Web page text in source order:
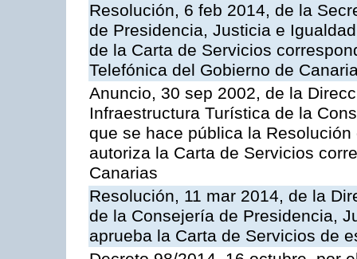
Resolución, 6 feb 2014, de la
de Presidencia, Justicia e
de la Carta de Servicios
Telefónica del Gobierno de
Anuncio, 30 sep 2002, de la
Infraestructura Turística de la
que se hace pública la
autoriza la Carta de Servicios
Canarias
Resolución, 11 mar 2014, de la
de la Consejería de Presidencia,
aprueba la Carta de Servicios de